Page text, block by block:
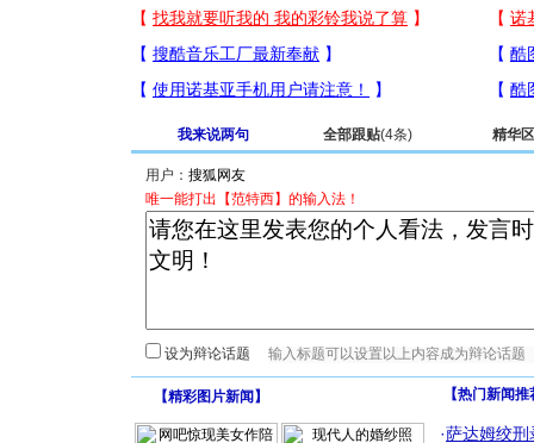
我来说两句 全部跟贴(4条) 精华区
用户：
唯一能打出【范特西】的输入法！
设为辩论话题
【精彩图片新闻 】 【热门新闻
·萨达姆绞刑